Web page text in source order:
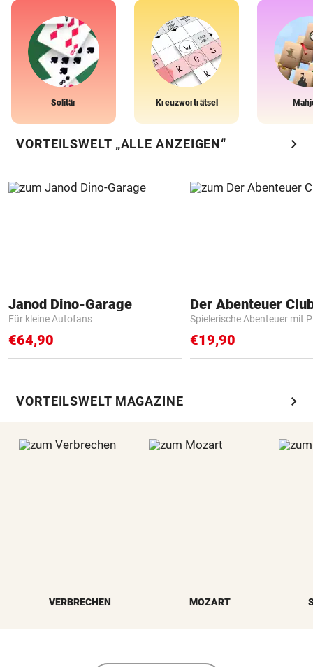
Solitär Kreuzworträtsel
VORTEILSWELT „ALLE ANZEIGEN“ chevron_right
Janod Dino-Garage
Für kleine Autofans
€64,90
Der Abenteuer
Spielerische Abenteuer mit
€19,90
VORTEILSWELT MAGAZINE chevron_right
VERBRECHEN MOZART